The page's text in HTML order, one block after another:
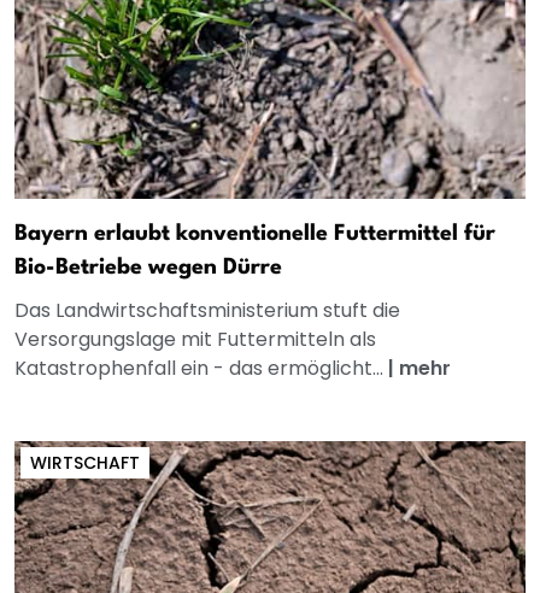
Bayern erlaubt konventionelle Futtermittel für
Bio-Betriebe wegen Dürre
Das Landwirtschaftsministerium stuft die
Versorgungslage mit Futtermitteln als
Katastrophenfall ein - das ermöglicht... | mehr
WIRTSCHAFT